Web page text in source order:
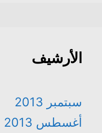
الأرشيف
سبتمبر 2013
أغسطس 2013